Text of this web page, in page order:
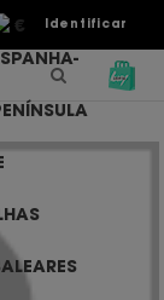
Identificar
€